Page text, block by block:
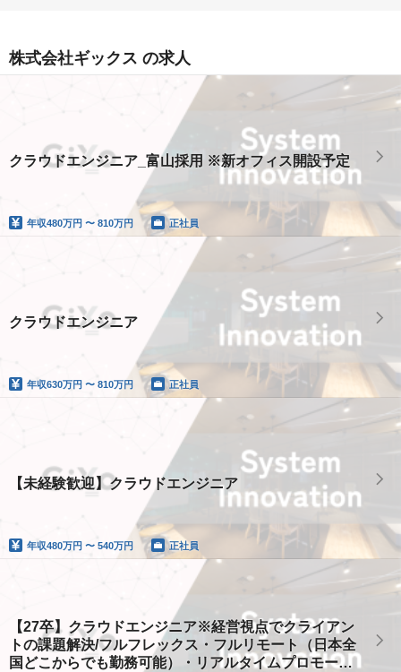
株式会社ギックス の求人
クラウドエンジニア_富山採用 ※新オフィス開設予定
年収480万円 〜 810万円 正社員
クラウドエンジニア
年収630万円 〜 810万円 正社員
【未経験歓迎】クラウドエンジニア
年収480万円 〜 540万円 正社員
【27卒】クラウドエンジニア※経営視点でクライアン
トの課題解決/フルフレックス・フルリモート（日本全
国どこからでも勤務可能）・リアルタイムプロモーシ